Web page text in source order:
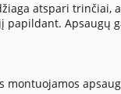
atspari
Apsaugų